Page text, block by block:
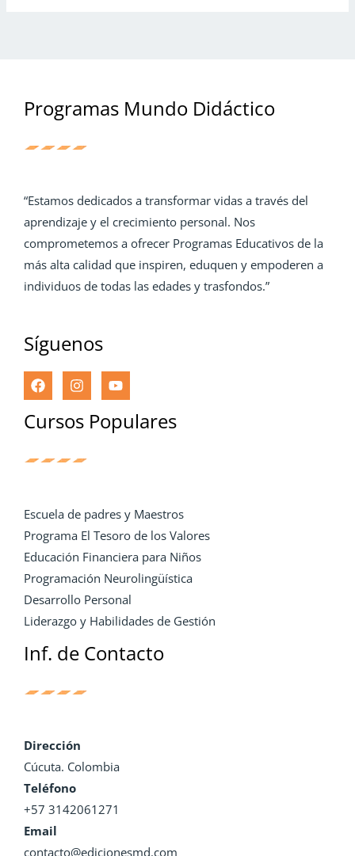
Programas Mundo Didáctico
“Estamos dedicados a transformar vidas a través del
aprendizaje y el crecimiento personal. Nos
comprometemos a ofrecer Programas Educativos de la
más alta calidad que inspiren, eduquen y empoderen a
individuos de todas las edades y trasfondos.”
Síguenos
Cursos Populares
Escuela de padres y Maestros
Programa El Tesoro de los Valores
Educación Financiera para Niños
Programación Neurolingüística
Desarrollo Personal
Liderazgo y Habilidades de Gestión
Inf. de Contacto
Dirección
Cúcuta. Colombia
Teléfono
+57 3142061271
Email
contacto@edicionesmd.com